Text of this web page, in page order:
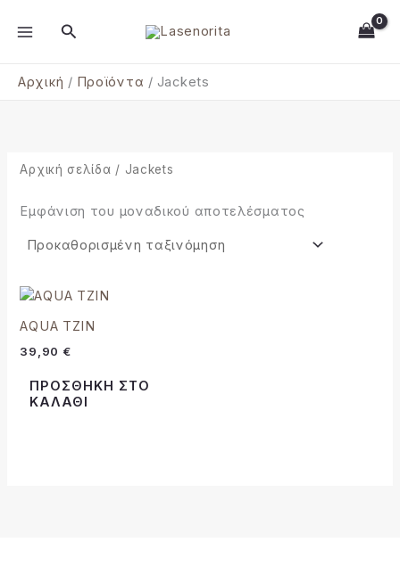
στο
Αναζήτηση
Αρχική Προϊόντα Jackets
Αρχική σελίδα / Jackets
Εμφάνιση του μοναδικού αποτελέσματος
AQUA TZIN
39,90 €
ΠΡΟΣΘΉΚΗ ΣΤΟ
ΚΑΛΆΘΙ